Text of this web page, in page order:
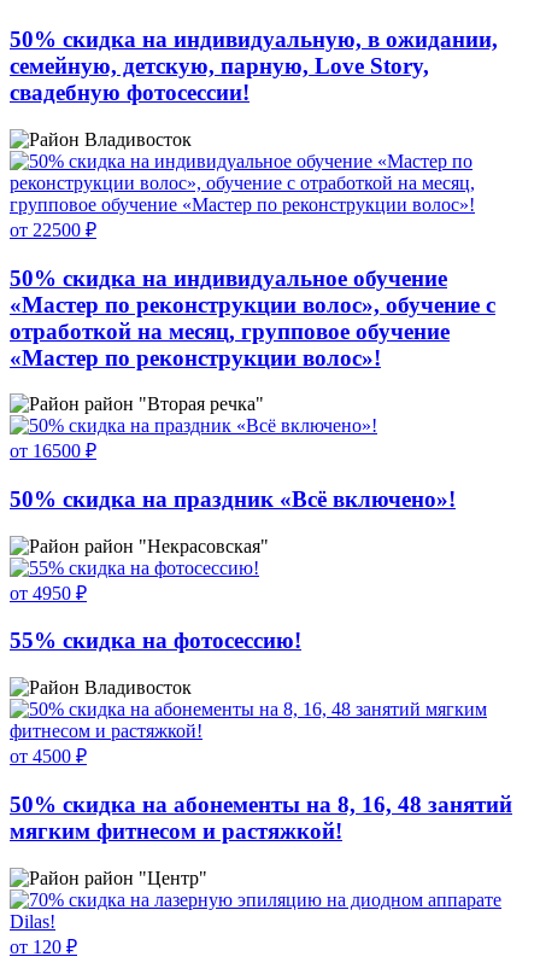
50% скидка на индивидуальную, в ожидании,
семейную, детскую, парную, Love Story,
свадебную фотосессии!
Владивосток
от 22500 ₽
50% скидка на индивидуальное обучение
«Мастер по реконструкции волос», обучение с
отработкой на месяц, групповое обучение
«Мастер по реконструкции волос»!
район "Вторая речка"
от 16500 ₽
50% скидка на праздник «Всё включено»!
район "Некрасовская"
от 4950 ₽
55% скидка на фотосессию!
Владивосток
от 4500 ₽
50% скидка на абонементы на 8, 16, 48 занятий
мягким фитнесом и растяжкой!
район "Центр"
от 120 ₽